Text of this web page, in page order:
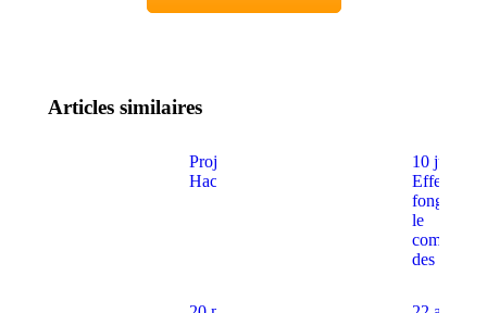
Articles similaires
Projet :
Hackathon
10 juin :
Effets d’un
fongicide
le
des